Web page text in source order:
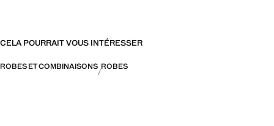
CELA POURRAIT VOUS INTÉRESSER
ROBES ET COMBINAISONS ROBES